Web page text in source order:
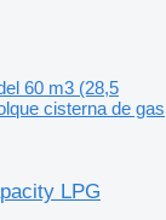
60 m3 (28,5
cisterna de gas
LPG